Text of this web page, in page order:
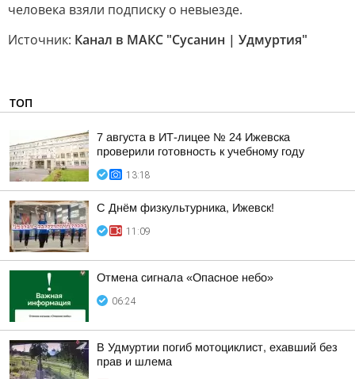
человека взяли подписку о невыезде.
Источник: Канал в МАКС "Сусанин | Удмуртия"
ТОП
7 августа в ИТ-лицее № 24 Ижевска
проверили готовность к учебному году
13:18
С Днём физкультурника, Ижевск!
11:09
Отмена сигнала «Опасное небо»
06:24
В Удмуртии погиб мотоциклист, ехавший без
прав и шлема